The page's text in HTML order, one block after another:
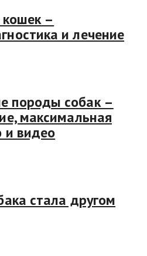
кошек –
и лечение
породы собак –
максимальная
и видео
стала другом